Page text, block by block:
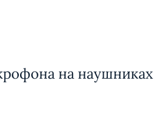
на наушниках